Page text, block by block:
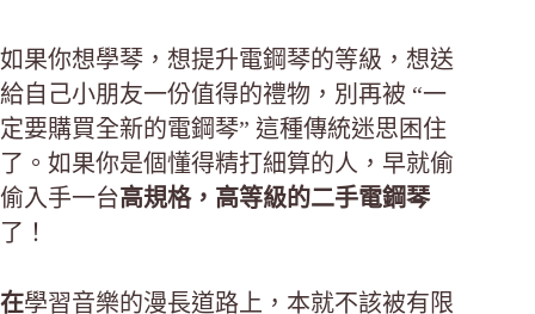
如果你想學琴，想提升電鋼琴的等級，想送
給自己小朋友一份值得的禮物，別再被 “一
定要購買全新的電鋼琴” 這種傳統迷思困住
了。如果你是個懂得精打細算的人，早就偷
偷入手一台高規格，高等級的二手電鋼琴
了！
在學習音樂的漫長道路上，本就不該被有限